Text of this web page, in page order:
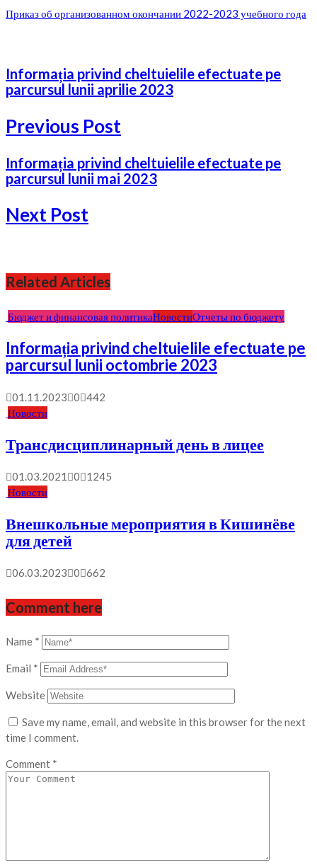
Приказ об организованном окончании 2022-2023 учебного года
Informația privind cheltuielile efectuate pe
parcursul lunii aprilie 2023
Previous Post
Informația privind cheltuielile efectuate pe
parcursul lunii mai 2023
Next Post
Related Articles
Бюджет и финансовая политикаНовостиОтчеты по бюджету
Informația privind cheltuielile efectuate pe
parcursul lunii octombrie 2023
01.11.2023 0 442
Новости
Трансдисциплинарный день в лицее
01.03.2021 0
1245
Новости
Внешкольные мероприятия в Кишинёве
для детей
06.03.2023 0 662
Comment here
Name *
Email *
Website
Save my name, email, and website in this browser for the next
time I comment.
Comment *